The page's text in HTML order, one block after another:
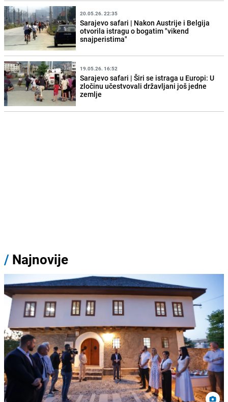
20.05.26. 22:35
Sarajevo safari | Nakon Austrije i Belgija
otvorila istragu o bogatim "vikend
snajperistima"
19.05.26. 16:52
Sarajevo safari | Širi se istraga u Europi: U
zločinu učestvovali državljani još jedne
zemlje
/ Najnovije